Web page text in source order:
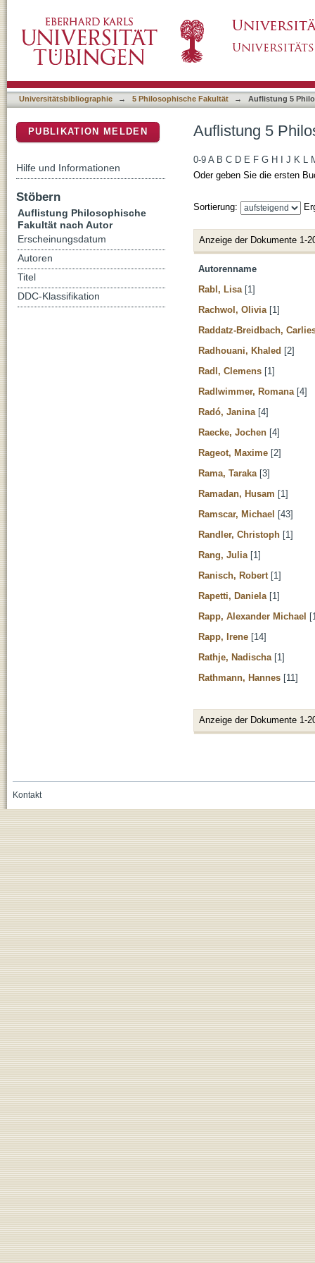
Universitätsbibliographie → 5 Philosophische Fakultät → Auflistung 5
Auflistung 5
0-9 A B C D E F G H J K L
Oder geben Sie die ersten
Sortierung:
Anzeige der Dokumente 1-
Autorenname
Rabl, Lisa [1]
Rachwol, Olivia [1]
Raddatz-Breidbach,
Radhouani, Khaled [2]
Radl, Clemens [1]
Radlwimmer, Romana [4]
Radó, Janina [4]
Raecke, Jochen [4]
Rageot, Maxime [2]
Rama, Taraka [3]
Ramadan, Husam [1]
Ramscar, Michael [43]
Randler, Christoph [1]
Rang, Julia [1]
Ranisch, Robert [1]
Rapetti, Daniela [1]
Rapp, Alexander Michael
Rapp, Irene [14]
Rathje, Nadischa [1]
Rathmann, Hannes [11]
Anzeige der Dokumente 1-
PUBLIKATION MELDEN
Hilfe und Informationen
Stöbern
Auflistung Philosophische
Fakultät nach Autor
Erscheinungsdatum
Autoren
Titel
DDC-Klassifikation
Kontakt